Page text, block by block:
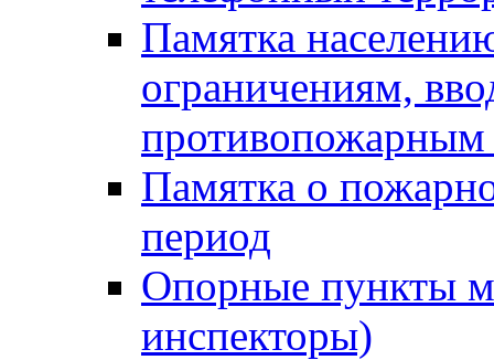
Памятка
ограничениям,
Памятка о
период
Опорные пункты
инспекторы)